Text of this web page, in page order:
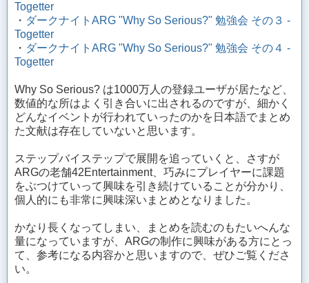
Togetter
・ ダークナイトARG "Why So Serious?" 勉強会 その３ -
Togetter
・ ダークナイトARG "Why So Serious?" 勉強会 その４ -
Togetter
Why So Serious? は1000万人の登録ユーザが居たなど、
数値的な所はよく引き合いに出されるのですが、細かく
どんなイベントが行われていったのかを日本語でまとめ
た文献は存在していないと思います。
ステップバイステップで展開を追っていくと、さすが
ARGの老舗42Entertainment、巧みにプレイヤーに課題
をぶつけていって興味を引き続けていることが分かり、
個人的にも非常に興味深いまとめとなりました。
かなり長くなってしまい、まとめを読むのもたいへんな
量になっていますが、ARGの制作に興味がある方にとっ
て、参考になる内容かと思いますので、ぜひご覧くださ
い。